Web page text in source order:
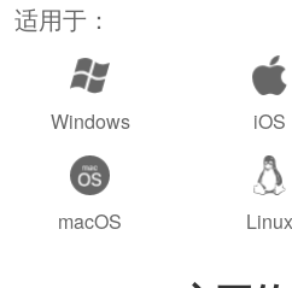
适用于：
Windows iOS
macOS Linux